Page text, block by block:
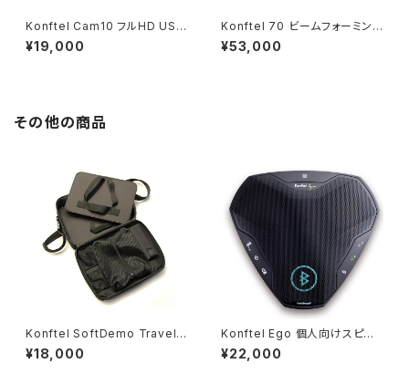
Konftel Cam10 フルHD USB
ウェブカメラ
¥19,000
Konftel 70 ビームフォーミング
マイク内蔵 スピーカーフォン
¥53,000
その他の商品
Konftel SoftDemo TravelC
ase 持ち運び用バッグ
¥18,000
Konftel Ego 個人向けスピー
カーフォン テレワークに最適！
¥22,000